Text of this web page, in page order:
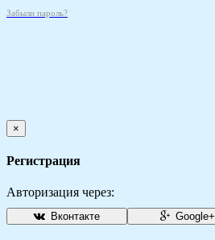
Забыли пароль?
×
Регистрация
Авторизация через:
Вконтакте Google+